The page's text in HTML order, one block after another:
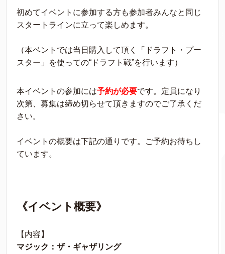
初めてイベントに参加する方も参加者みんなと同じ
スタートラインに立って楽しめます。
（本ベントでは当日購入して頂く「ドラフト・プー
スター」を使っての“ドラフト戦”を行います）
本イベントの参加には予約が必要です。定員になり
次第、募集は締め切らせて頂きますのでご了承くだ
さい。
イベントの概要は下記の通りです。ご予約お待ちし
ています。
《イベント概要》
【内容】
マジック：ザ・ギャザリング